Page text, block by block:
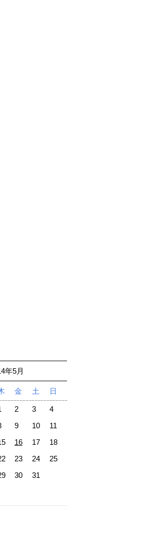
年5月
金 土 日
2 3
4
9 10
11
16 17
18
23 24
25
30
31